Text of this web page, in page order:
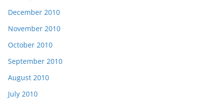
December 2010
November 2010
October 2010
September 2010
August 2010
July 2010